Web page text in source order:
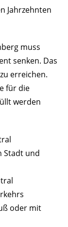
Jahrzehnten
muss
senken. Das
erreichen.
für die
werden
Stadt und
oder mit